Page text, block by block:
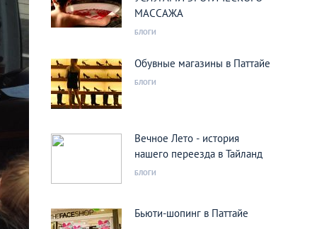
МАССАЖА
БЛОГИ
Обувные магазины в Паттайе
БЛОГИ
Вечное Лето - история
нашего переезда в Тайланд
БЛОГИ
Бьюти-шопинг в Паттайе